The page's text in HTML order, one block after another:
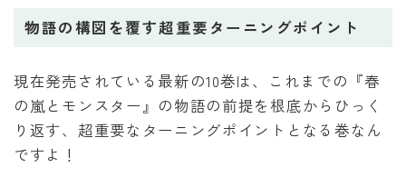
物語の構図を覆す超重要ターニングポイント
現在発売されている最新の10巻は、これまでの『春
の嵐とモンスター』の物語の前提を根底からひっく
り返す、超重要なターニングポイントとなる巻なん
ですよ！